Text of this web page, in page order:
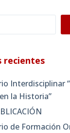
recientes
Interdisciplinar
la Historia”
de Formación